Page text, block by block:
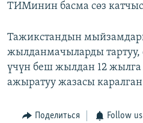
ТИМинин басма сөз
Тажикстандын
жылданмачыларды
үчүн беш жылдан 12
ажыратуу жазасы
Поделиться Follow us